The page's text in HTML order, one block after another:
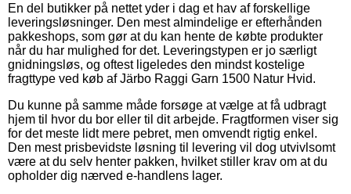
En del butikker på nettet yder i dag et hav af forskellige
leveringsløsninger. Den mest almindelige er efterhånden
pakkeshops, som gør at du kan hente de købte produkter
når du har mulighed for det. Leveringstypen er jo særligt
gnidningsløs, og oftest ligeledes den mindst kostelige
fragttype ved køb af Järbo Raggi Garn 1500 Natur Hvid.
Du kunne på samme måde forsøge at vælge at få udbragt
hjem til hvor du bor eller til dit arbejde. Fragtformen viser sig
for det meste lidt mere pebret, men omvendt rigtig enkel.
Den mest prisbevidste løsning til levering vil dog utvivlsomt
være at du selv henter pakken, hvilket stiller krav om at du
opholder dig nærved e-handlens lager.